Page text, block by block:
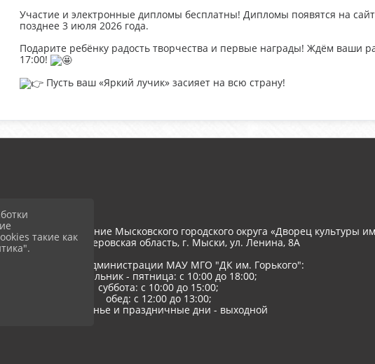
Участие и электронные дипломы бесплатны! Дипломы появятся на
позднее 3 июля 2026 года.
Подарите ребёнку радость творчества и первые награды! Ждём ваши
17:00!
Пусть ваш «Яркий лучик» засияет на всю страну!
учреждение Мысковского городского округа «Дворец культуры
652845, РФ, Кемеровская область, г. Мыски, ул. Ленина, 8A
Режим работы администрации МАУ МГО "ДК им. Горького":
понедельник - пятница: с 10:00 до 18:00;
суббота: с 10:00 до 15:00;
обед: с 12:00 до 13:00;
воскресенье и праздничные дни - выходной
такие как